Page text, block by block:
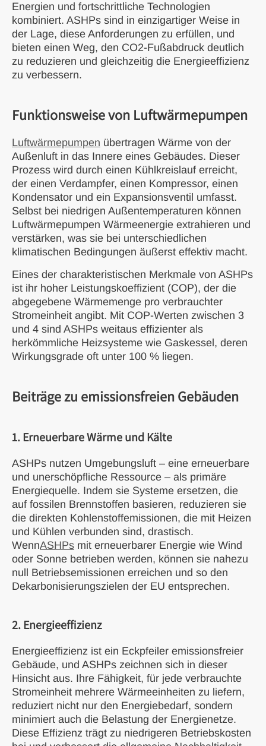
Energien und fortschrittliche Technologien
kombiniert. ASHPs sind in einzigartiger Weise in
der Lage, diese Anforderungen zu erfüllen, und
bieten einen Weg, den CO2-Fußabdruck deutlich
zu reduzieren und gleichzeitig die Energieeffizienz
zu verbessern.
Funktionsweise von Luftwärmepumpen
Luftwärmepumpen übertragen Wärme von der
Außenluft in das Innere eines Gebäudes. Dieser
Prozess wird durch einen Kühlkreislauf erreicht,
der einen Verdampfer, einen Kompressor, einen
Kondensator und ein Expansionsventil umfasst.
Selbst bei niedrigen Außentemperaturen können
Luftwärmepumpen Wärmeenergie extrahieren und
verstärken, was sie bei unterschiedlichen
klimatischen Bedingungen äußerst effektiv macht.
Eines der charakteristischen Merkmale von ASHPs
ist ihr hoher Leistungskoeffizient (COP), der die
abgegebene Wärmemenge pro verbrauchter
Stromeinheit angibt. Mit COP-Werten zwischen 3
und 4 sind ASHPs weitaus effizienter als
herkömmliche Heizsysteme wie Gaskessel, deren
Wirkungsgrade oft unter 100 % liegen.
Beiträge zu emissionsfreien Gebäuden
1. Erneuerbare Wärme und Kälte
ASHPs nutzen Umgebungsluft – eine erneuerbare
und unerschöpfliche Ressource – als primäre
Energiequelle. Indem sie Systeme ersetzen, die
auf fossilen Brennstoffen basieren, reduzieren sie
die direkten Kohlenstoffemissionen, die mit Heizen
und Kühlen verbunden sind, drastisch.
WennASHPs mit erneuerbarer Energie wie Wind
oder Sonne betrieben werden, können sie nahezu
null Betriebsemissionen erreichen und so den
Dekarbonisierungszielen der EU entsprechen.
2. Energieeffizienz
Energieeffizienz ist ein Eckpfeiler emissionsfreier
Gebäude, und ASHPs zeichnen sich in dieser
Hinsicht aus. Ihre Fähigkeit, für jede verbrauchte
Stromeinheit mehrere Wärmeeinheiten zu liefern,
reduziert nicht nur den Energiebedarf, sondern
minimiert auch die Belastung der Energienetze.
Diese Effizienz trägt zu niedrigeren Betriebskosten